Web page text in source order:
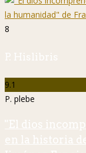
8
P. Hislibris
9.1
P. plebe
"El dios
en la historia